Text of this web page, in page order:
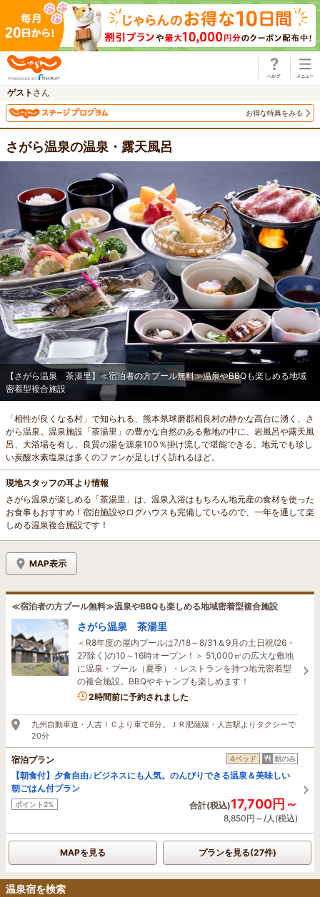
ゲスト さん
お得な特典をみる
さがら温泉の温泉・露天風呂
【さがら温泉 茶湯里】≪宿泊者の方プール無料≫温泉やBBQも楽しめる地域
密着型複合施設
「相性が良くなる村」で知られる、熊本県球磨郡相良村の静かな高台に湧く、さ
がら温泉。温泉施設「茶湯里」の豊かな自然のある敷地の中に、岩風呂や露天風
呂、大浴場を有し、良質の湯を源泉100％掛け流しで堪能できる。地元でも珍し
い炭酸水素塩泉は多くのファンが足しげく訪れるほど。
現地スタッフの耳より情報
さがら温泉が楽しめる「茶湯里」は、温泉入浴はもちろん地元産の食材を使った
お食事もおすすめ！宿泊施設やログハウスも完備しているので、一年を通して楽
しめる温泉複合施設です！
MAP表示
≪宿泊者の方プール無料≫温泉やBBQも楽しめる地域密着型複合施設
さがら温泉 茶湯里
＜R8年度の屋内プールは7/18～8/31＆9月の土日祝(26・
27除く)の10～16時オープン！＞ 51,000㎡の広大な敷地
に温泉・プール（夏季）・レストランを持つ地元密着型
の複合施設。BBQやキャンプも楽しめます！
2時間前に予約されました
九州自動車道・人吉ＩＣより車で8分。ＪＲ肥薩線・人吉駅よりタクシーで
20分
宿泊プラン 4ベッド 朝のみ
【朝食付】夕食自由♪ビジネスにも人気。のんびりできる温泉＆美味しい
朝ごはん付プラン
ポイント2% 合計(税込)17,700円～
8,850円～/人(税込)
MAPを見る プランを見る(27件)
温泉宿を検索